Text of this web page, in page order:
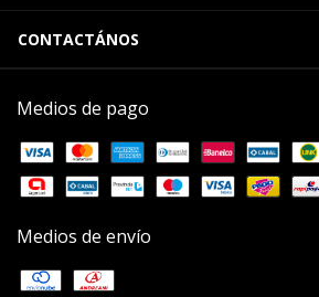
CONTACTÁNOS
Medios de pago
Medios de envío